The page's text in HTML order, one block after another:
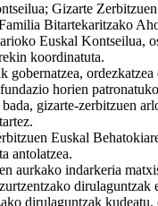
Gizarte
Bitartekaritzako
Euskal Kontseilua,
koordinatuta.
gobernatzea, ordezkatzea
horien
gizarte-zerbitzuen
Euskal
antolatzea.
aurkako indarkeria
dirulaguntzak
dirulaguntzak kudeatu,